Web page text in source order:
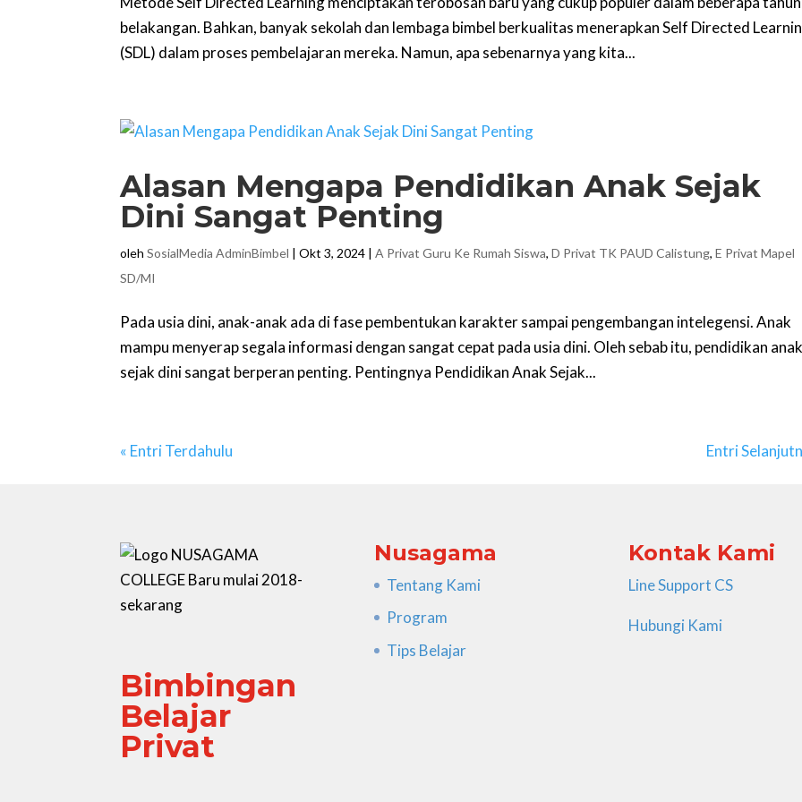
belakangan. Bahkan, banyak sekolah dan lembaga bimbel berkualitas menerapkan Self Directed
(SDL) dalam proses pembelajaran mereka. Namun, apa sebenarnya yang kita...
Alasan Mengapa Pendidikan Anak Sejak
Dini Sangat Penting
olehSosialMedia AdminBimbel |Okt 3, 2024 |A Privat Guru Ke Rumah Siswa,D Privat TK PAUD Calistung,E Privat Mapel
SD/MI
Pada usia dini, anak-anak ada di fase pembentukan karakter sampai pengembangan intelegensi. Anak
mampu menyerap segala informasi dengan sangat cepat pada usia dini. Oleh sebab itu, pendidikan
sejak dini sangat berperan penting. Pentingnya Pendidikan Anak Sejak...
« Entri Terdahulu Entri
Bimbingan
Belajar
Privat
Nusagama
Tentang Kami
Program
Tips Belajar
Kontak Kami
Line Support CS
Hubungi Kami